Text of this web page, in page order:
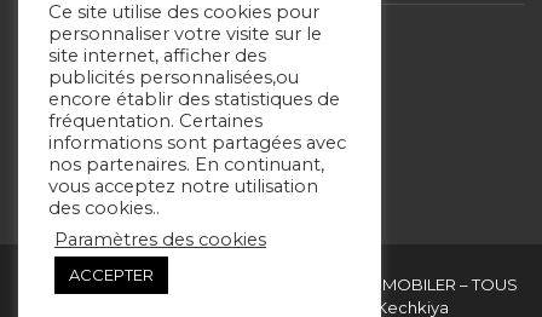
BARÈME D’HONORAIRES
SUIVEZ-NOUS
Copyright & copies. 2020 © ERIC LECHEVIN IMMOBILER – TOUS
DROITS RÉSERVÉS - Site réalisé par Kechkiya
Ce site utilise des cookies pour
personnaliser votre visite sur le
site internet, afficher des
publicités personnalisées,ou
encore établir des statistiques de
fréquentation. Certaines
informations sont partagées avec
nos partenaires. En continuant,
vous acceptez notre utilisation
des cookies..
Paramètres des cookies
ACCEPTER